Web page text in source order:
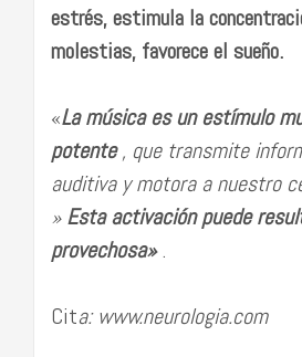
estrés, estimula la
molestias, favorece el sueño.
«La música es un estímulo
potente, que transmite
auditiva y motora a nuestro
»Esta activación puede
provechosa».
Cita: www.neurologia.com